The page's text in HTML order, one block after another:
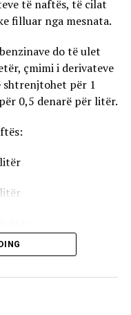
të naftës, të cilat
filluar nga mesnata.
do të ulet
çmimi i derivateve
për 1
0,5 denarë për litër.
litër
litër
në vend.